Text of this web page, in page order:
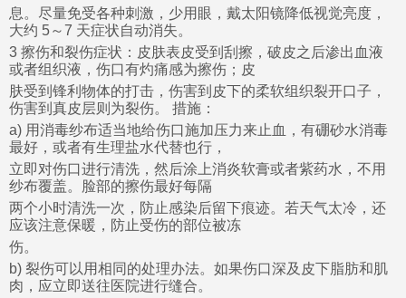
息。尽量免受各种刺激，少用眼，戴太阳镜降低视觉亮度，
大约 5～7 天症状自动消失。
3 擦伤和裂伤症状：皮肤表皮受到刮擦，破皮之后渗出血液
或者组织液，伤口有灼痛感为擦伤；皮
肤受到锋利物体的打击，伤害到皮下的柔软组织裂开口子，
伤害到真皮层则为裂伤。 措施：
a) 用消毒纱布适当地给伤口施加压力来止血，有硼砂水消毒
最好，或者有生理盐水代替也行，
立即对伤口进行清洗，然后涂上消炎软膏或者紫药水，不用
纱布覆盖。脸部的擦伤最好每隔
两个小时清洗一次，防止感染后留下痕迹。若天气太冷，还
应该注意保暖，防止受伤的部位被冻
伤。
b) 裂伤可以用相同的处理办法。如果伤口深及皮下脂肪和肌
肉，应立即送往医院进行缝合。